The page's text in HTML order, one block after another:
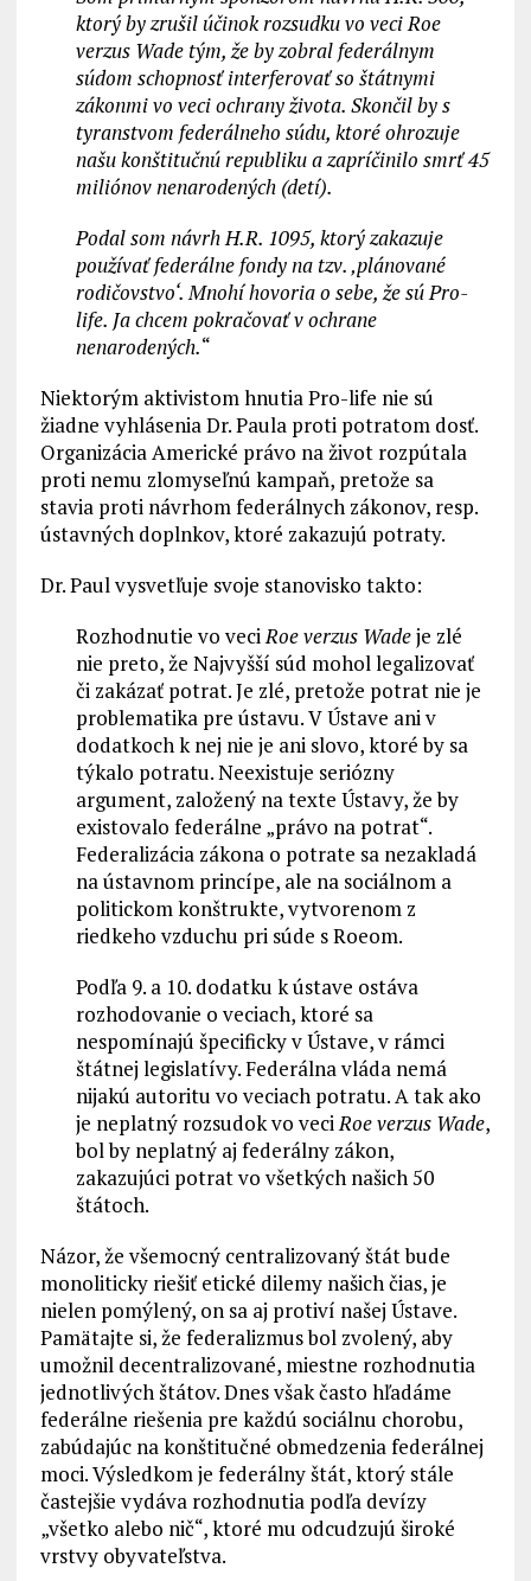
ktorý by zrušil účinok rozsudku vo veci Roe
verzus Wade tým, že by zobral federálnym
súdom schopnosť interferovať so štátnymi
zákonmi vo veci ochrany života. Skončil by s
tyranstvom federálneho súdu, ktoré ohrozuje
našu konštitučnú republiku a zapríčinilo smrť 45
miliónov nenarodených (detí).
Podal som návrh H.R. 1095, ktorý zakazuje
používať federálne fondy na tzv. ‚plánované
rodičovstvo‘. Mnohí hovoria o sebe, že sú Pro-
life. Ja chcem pokračovať v ochrane
nenarodených.“
Niektorým aktivistom hnutia Pro-life nie sú
žiadne vyhlásenia Dr. Paula proti potratom dosť.
Organizácia Americké právo na život rozpútala
proti nemu zlomyseľnú kampaň, pretože sa
stavia proti návrhom federálnych zákonov, resp.
ústavných doplnkov, ktoré zakazujú potraty.
Dr. Paul vysvetľuje svoje stanovisko takto:
Rozhodnutie vo veciRoe verzus Wadeje zlé
nie preto, že Najvyšší súd mohol legalizovať
či zakázať potrat. Je zlé, pretože potrat nie je
problematika pre ústavu. V Ústave ani v
dodatkoch k nej nie je ani slovo, ktoré by sa
týkalo potratu. Neexistuje seriózny
argument, založený na texte Ústavy, že by
existovalo federálne „právo na potrat“.
Federalizácia zákona o potrate sa nezakladá
na ústavnom princípe, ale na sociálnom a
politickom konštrukte, vytvorenom z
riedkeho vzduchu pri súde s Roeom.
Podľa 9. a 10. dodatku k ústave ostáva
rozhodovanie o veciach, ktoré sa
nespomínajú špecificky v Ústave, v rámci
štátnej legislatívy. Federálna vláda nemá
nijakú autoritu vo veciach potratu. A tak ako
je neplatný rozsudok vo veciRoe verzus Wade,
bol by neplatný aj federálny zákon,
zakazujúci potrat vo všetkých našich 50
štátoch.
Názor, že všemocný centralizovaný štát bude
monoliticky riešiť etické dilemy našich čias, je
nielen pomýlený, on sa aj protiví našej Ústave.
Pamätajte si, že federalizmus bol zvolený, aby
umožnil decentralizované, miestne rozhodnutia
jednotlivých štátov. Dnes však často hľadáme
federálne riešenia pre každú sociálnu chorobu,
zabúdajúc na konštitučné obmedzenia federálnej
moci. Výsledkom je federálny štát, ktorý stále
častejšie vydáva rozhodnutia podľa devízy
„všetko alebo nič“, ktoré mu odcudzujú široké
vrstvy obyvateľstva.